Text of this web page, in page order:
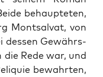
behaupteten,
Montsal­vat, von
dessen Gewährs­
Rede war, und
bewahrten,